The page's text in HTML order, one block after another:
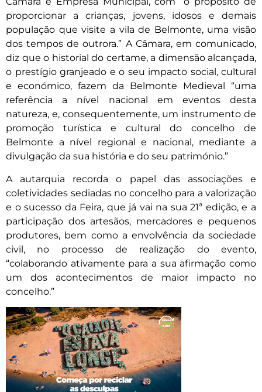
proporcionar a crianças, jovens, idosos e demais
população que visite a vila de Belmonte, uma visão
dos tempos de outrora.” A Câmara, em comunicado,
diz que o historial do certame, a dimensão alcançada,
o prestígio granjeado e o seu impacto social, cultural
e económico, fazem da Belmonte Medieval “uma
referência a nível nacional em eventos desta
natureza, e, consequentemente, um instrumento de
promoção turística e cultural do concelho de
Belmonte a nível regional e nacional, mediante a
divulgação da sua história e do seu património.”
A autarquia recorda o papel das associações e
coletividades sediadas no concelho para a valorização
e o sucesso da Feira, que já vai na sua 21ª edição, e a
participação dos artesãos, mercadores e pequenos
produtores, bem como a envolvência da sociedade
civil, no processo de realização do evento,
“colaborando ativamente para a sua afirmação como
um dos acontecimentos de maior impacto no
concelho.”